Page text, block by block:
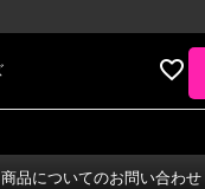
商品についてのお問い合わせ